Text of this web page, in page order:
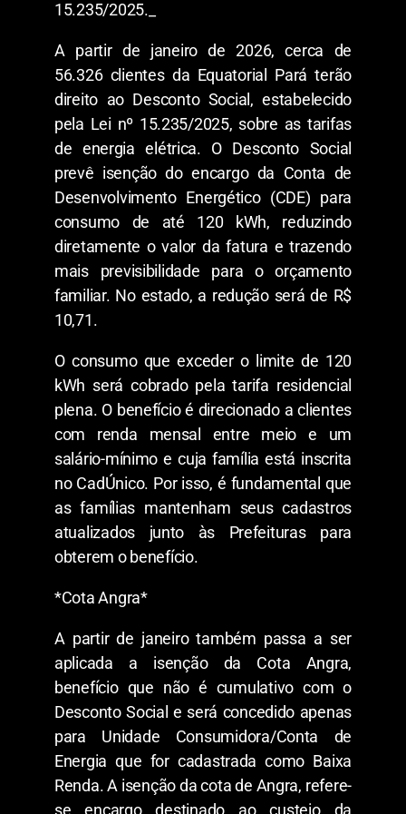
15.235/2025._
A partir de janeiro de 2026, cerca de
56.326 clientes da Equatorial Pará terão
direito ao Desconto Social, estabelecido
pela Lei nº 15.235/2025, sobre as tarifas
de energia elétrica. O Desconto Social
prevê isenção do encargo da Conta de
Desenvolvimento Energético (CDE) para
consumo de até 120 kWh, reduzindo
diretamente o valor da fatura e trazendo
mais previsibilidade para o orçamento
familiar. No estado, a redução será de R$
10,71.
O consumo que exceder o limite de 120
kWh será cobrado pela tarifa residencial
plena. O benefício é direcionado a clientes
com renda mensal entre meio e um
salário-mínimo e cuja família está inscrita
no CadÚnico. Por isso, é fundamental que
as famílias mantenham seus cadastros
atualizados junto às Prefeituras para
obterem o benefício.
*Cota Angra*
A partir de janeiro também passa a ser
aplicada a isenção da Cota Angra,
benefício que não é cumulativo com o
Desconto Social e será concedido apenas
para Unidade Consumidora/Conta de
Energia que for cadastrada como Baixa
Renda. A isenção da cota de Angra, refere-